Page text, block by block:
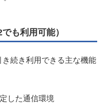
も利用可能）
続き利用できる主な機能
した通信環境